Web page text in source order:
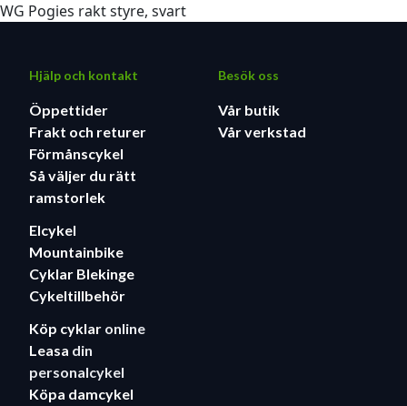
WG Pogies rakt styre, svart
Hjälp och kontakt
Öppettider
Frakt och returer
Förmånscykel
Så väljer du rätt
ramstorlek
Elcykel
Mountainbike
Cyklar Blekinge
Cykeltillbehör
Köp cyklar online
Leasa din
personalcykel
Köpa damcykel
Besök oss
Vår butik
Vår verkstad